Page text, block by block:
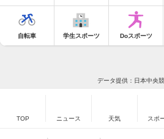
自転車 学生スポーツ Doスポーツ
データ提供：日本中央
TOP ニュース 天気 スポ